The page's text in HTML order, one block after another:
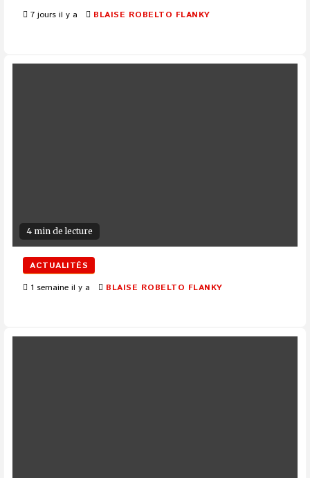
7 jours il y a BLAISE ROBELTO FLANKY
4 min de lecture
ACTUALITÉS
1 semaine il y a
BLAISE ROBELTO FLANKY